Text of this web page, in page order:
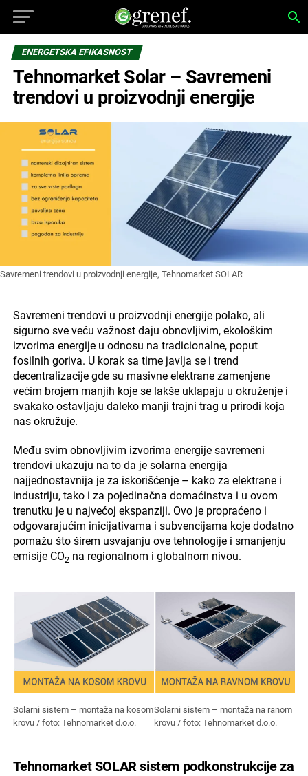
ENERGETSKA EFIKASNOST
Tehnomarket Solar – Savremeni
trendovi u proizvodnji energije
Savremeni trendovi u proizvodnji energije, Tehnomarket SOLAR
Savremeni trendovi u proizvodnji energije polako, ali
sigurno sve veću važnost daju obnovljivim, ekološkim
izvorima energije u odnosu na tradicionalne, poput
fosilnih goriva. U korak sa time javlja se i trend
decentralizacije gde su masivne elektrane zamenjene
većim brojem manjih koje se lakše uklapaju u okruženje i
svakako ostavljaju daleko manji trajni trag u prirodi koja
nas okružuje.
Među svim obnovljivim izvorima energije savremeni
trendovi ukazuju na to da je solarna energija
najjednostavnija je za iskorišćenje – kako za elektrane i
industriju, tako i za pojedinačna domaćinstva i u ovom
trenutku je u najvećoj ekspanziji. Ovo je propraćeno i
odgovarajućim inicijativama i subvencijama koje dodatno
pomažu što širem usvajanju ove tehnologije i smanjenju
emisije CO2na regionalnom i globalnom nivou.
Solarni sistem – montaža na kosom
krovu / foto: Tehnomarket d.o.o.
Solarni sistem – montaža na ranom
krovu / foto: Tehnomarket d.o.o.
Tehnomarket SOLAR sistem podkonstrukcije za